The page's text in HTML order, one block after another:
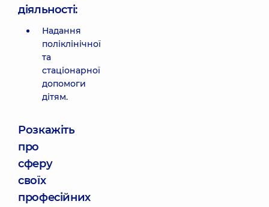
діяльності:
Надання
поліклінічної
та
стаціонарної
допомоги
дітям.
Розкажіть
про
сферу
своїх
професійних